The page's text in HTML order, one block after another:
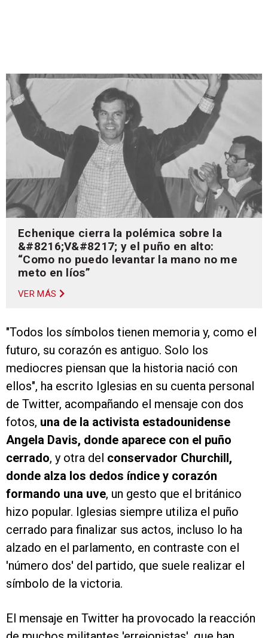
Echenique cierra la polémica sobre la
&#8216;V&#8217; y el puño en alto:
“Como no puedo levantar la mano no me
meto en líos”
VER MÁS
"Todos los símbolos tienen memoria y, como el
futuro, su corazón es antiguo. Solo los
mediocres piensan que la historia nació con
ellos", ha escrito Iglesias en su cuenta personal
de Twitter, acompañando el mensaje con dos
fotos, una de la activista estadounidense
Angela Davis, donde aparece con el puño
cerrado, y otra del conservador Churchill,
donde alza los dedos índice y corazón
formando una uve, un gesto que el británico
hizo popular. Iglesias siempre utiliza el puño
cerrado para finalizar sus actos, incluso lo ha
alzado en el parlamento, en contraste con el
'número dos' del partido, que suele realizar el
símbolo de la victoria.
El mensaje en Twitter ha provocado la reacción